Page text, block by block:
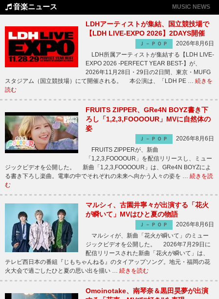
音楽ニュース MUSIC NEWS
LDHアーティストが集結、国立競技場で
【LDH LIVE-EXPO 2026】2DAYS開催
Ｊ－ＰＯＰ
2026年8月6日
LDH所属アーティストが集結する【LDH LIVE-
EXPO 2026 -PERFECT YEAR BEST-】が、
2026年11月28日・29日の2日間、東京・MUFG
スタジアム（国立競技場）にて開催される。 本公演は、「LDH PE … 続きを
読む
FRUITS ZIPPER、GRe4N BOYZ書き下
ろし「1,2,3,FOOOOUR」MVに自然体の
姿
Ｊ－ＰＯＰ
2026年8月6日
FRUITS ZIPPERが、新曲
「1,2,3,FOOOOUR」を配信リリースし、ミュー
ジックビデオを公開した。 新曲「1,2,3,FOOOOUR」は、GRe4N BOYZによ
る書き下ろし楽曲。電車の中でそれぞれの未来へ向かう人々の姿を … 続きを読
む
マルシィ、古園井寧々が出演する「花火
が瞬いて」MVはひと夏の物語
Ｊ－ＰＯＰ
2026年8月6日
マルシィが、新曲「花火が瞬いて」のミュー
ジックビデオを公開した。 2026年7月29日に
配信リリースされた新曲「花火が瞬いて」は、
テレビ西日本の番組『じもちゃんねる』のタイアップソング。地元・福岡の花
火大会で過ごしたひと夏の思い出を描い … 続きを読む
Omoinotake、南琴奈＆黒田昊夢が出演